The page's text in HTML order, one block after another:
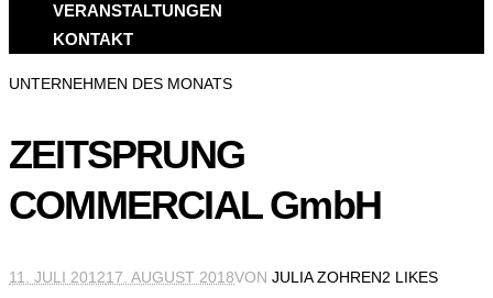
VERANSTALTUNGEN
KONTAKT
UNTERNEHMEN DES MONATS
ZEITSPRUNG
COMMERCIAL GmbH
11. JULI 201217. AUGUST 2018VON JULIA ZOHREN2 LIKES